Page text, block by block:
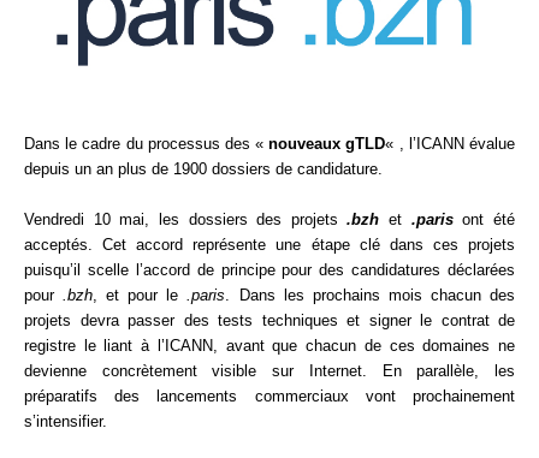
Dans le cadre du processus des «nouveaux gTLD« , l’ICANN évalue
depuis un an plus de 1900 dossiers de candidature.
Vendredi 10 mai, les dossiers des projets.bzh et .paris ont été
acceptés. Cet accord représente une étape clé dans ces projets
puisqu’il scelle l’accord de principe pour des candidatures déclarées
pour.bzh, et pour le.paris. Dans les prochains mois chacun des
projets devra passer des tests techniques et signer le contrat de
registre le liant à l’ICANN, avant que chacun de ces domaines ne
devienne concrètement visible sur Internet. En parallèle, les
préparatifs des lancements commerciaux vont prochainement
s’intensifier.